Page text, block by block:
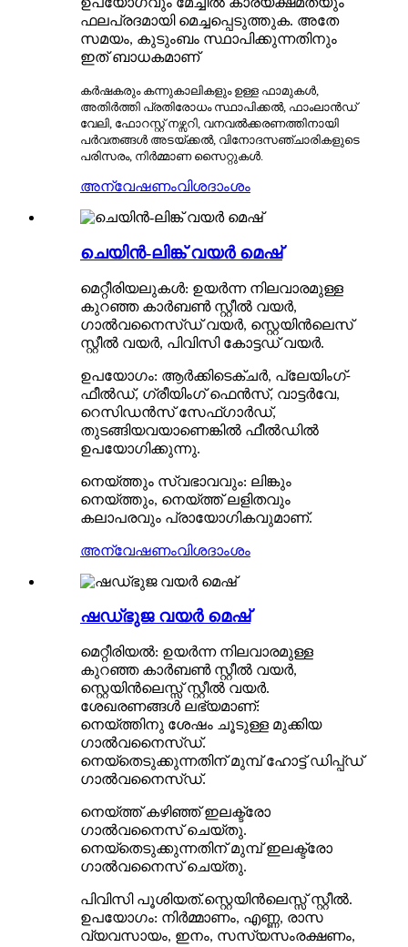
ഉപയോഗവും മേച്ചിൽ കാര്യക്ഷമതയും
ഫലപ്രദമായി മെച്ചപ്പെടുത്തുക. അതേ
സമയം, കുടുംബം സ്ഥാപിക്കുന്നതിനും
ഇത് ബാധകമാണ്
കർഷകരും കന്നുകാലികളും ഉള്ള ഫാമുകൾ,
അതിർത്തി പ്രതിരോധം സ്ഥാപിക്കൽ, ഫാംലാൻഡ്
വേലി, ഫോറസ്റ്റ് നഴ്സറി, വനവൽക്കരണത്തിനായി
പർവതങ്ങൾ അടയ്ക്കൽ, വിനോദസഞ്ചാരികളുടെ
പരിസരം, നിർമ്മാണ സൈറ്റുകൾ.
അന്വേഷണംവിശദാംശം
ചെയിൻ-ലിങ്ക് വയർ മെഷ്
മെറ്റീരിയലുകൾ: ഉയർന്ന നിലവാരമുള്ള
കുറഞ്ഞ കാർബൺ സ്റ്റീൽ വയർ,
ഗാൽവനൈസ്ഡ് വയർ, സ്റ്റെയിൻലെസ്
സ്റ്റീൽ വയർ, പിവിസി കോട്ടഡ് വയർ.
ഉപയോഗം: ആർക്കിടെക്ചർ, പ്ലേയിംഗ്-
ഫീൽഡ്, ഗ്രീയിംഗ് ഫെൻസ്, വാട്ടർവേ,
റെസിഡൻസ് സേഫ്ഗാർഡ്,
തുടങ്ങിയവയാണെങ്കിൽ ഫീൽഡിൽ
ഉപയോഗിക്കുന്നു.
നെയ്ത്തും സ്വഭാവവും: ലിങ്കും
നെയ്ത്തും, നെയ്ത്ത് ലളിതവും
കലാപരവും പ്രായോഗികവുമാണ്.
അന്വേഷണംവിശദാംശം
ഷഡ്ഭുജ വയർ മെഷ്
മെറ്റീരിയൽ: ഉയർന്ന നിലവാരമുള്ള
കുറഞ്ഞ കാർബൺ സ്റ്റീൽ വയർ,
സ്റ്റെയിൻലെസ്സ് സ്റ്റീൽ വയർ.
ശേഖരണങ്ങൾ ലഭ്യമാണ്:
നെയ്ത്തിനു ശേഷം ചൂടുള്ള മുക്കിയ
ഗാൽവനൈസ്ഡ്.
നെയ്തെടുക്കുന്നതിന് മുമ്പ് ഹോട്ട് ഡിപ്പ്ഡ്
ഗാൽവനൈസ്ഡ്.
നെയ്ത്ത് കഴിഞ്ഞ് ഇലക്ട്രോ
ഗാൽവനൈസ് ചെയ്തു.
നെയ്തെടുക്കുന്നതിന് മുമ്പ് ഇലക്ട്രോ
ഗാൽവനൈസ് ചെയ്തു.
പിവിസി പൂശിയത്.സ്റ്റെയിൻലെസ്സ് സ്റ്റീൽ.
ഉപയോഗം: നിർമ്മാണം, എണ്ണ, രാസ
വ്യവസായം, ഇനം, സസ്യസംരക്ഷണം,